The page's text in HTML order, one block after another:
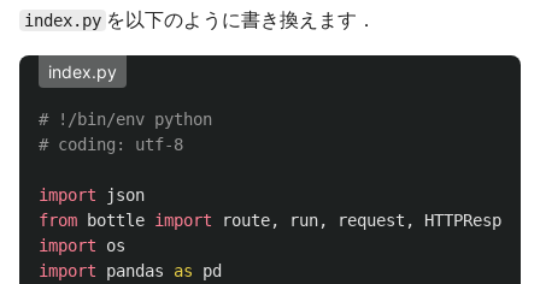
index.py を以下のように書き換えます．
index.py
# !/bin/env python
import
json
from bottle import route, run, request ,
HTTPResponse
import
os
import
pandas as
pd